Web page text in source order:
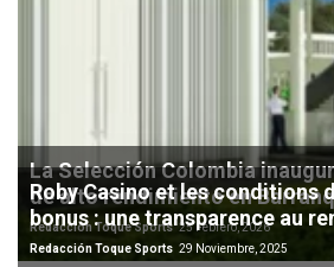
La Selección Colombia
de alto rendimiento en
Redacción Toque Sports 25 Febrero, 2026
Roby Casino et les conditions
bonus : une transparence au
Redacción Toque Sports 29 Noviembre, 2025